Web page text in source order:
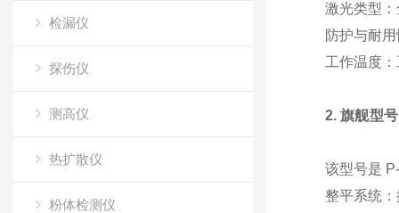
检漏仪
探伤仪
测高仪
热扩散仪
粉体检测仪
激光类型
防护与耐用
工作温度：
2. 旗舰型
该型号是
整平系统：